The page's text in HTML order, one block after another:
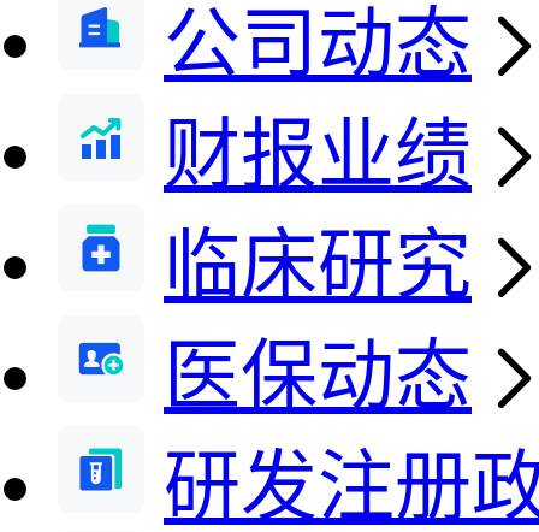
公司动态
财报业绩
临床研究
医保动态
研发注册